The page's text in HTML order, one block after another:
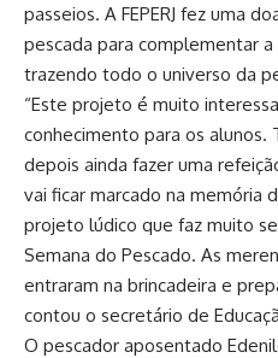
passeios. A FEPERJ fez uma
pescada para complementar
trazendo todo o universo da
“Este projeto é muito
conhecimento para os alunos.
depois ainda fazer uma
vai ficar marcado na memória
projeto lúdico que faz muito
Semana do Pescado. As
entraram na brincadeira e
contou o secretário de
O pescador aposentado